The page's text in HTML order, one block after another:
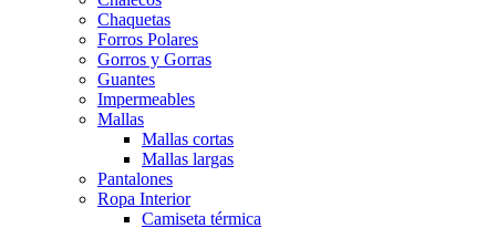
Chaquetas
Forros Polares
Gorros y Gorras
Guantes
Impermeables
Mallas
Mallas cortas
Mallas largas
Pantalones
Ropa Interior
Camiseta térmica